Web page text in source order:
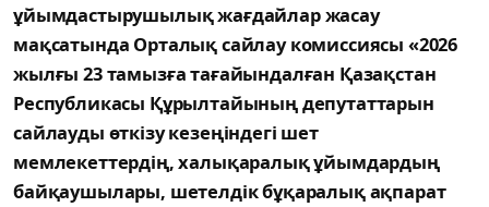
ұйымдастырушылық жағдайлар жасау
мақсатында Орталық сайлау комиссиясы «2026
жылғы 23 тамызға тағайындалған Қазақстан
Республикасы Құрылтайының депутаттарын
сайлауды өткізу кезеңіндегі шет
мемлекеттердің, халықаралық ұйымдардың
байқаушылары, шетелдік бұқаралық ақпарат